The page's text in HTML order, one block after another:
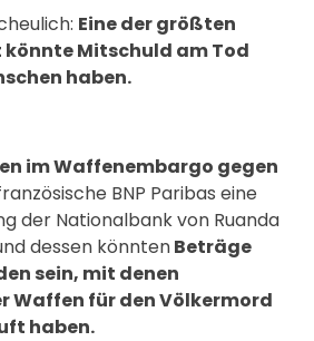
Eine der größten
könnte Mitschuld am Tod
haben.
im Waffenembargo gegen
BNP Paribas eine
der Nationalbank von Ruanda
dessen könntenBeträge
sein, mit denen
Waffen für den Völkermord
haben.